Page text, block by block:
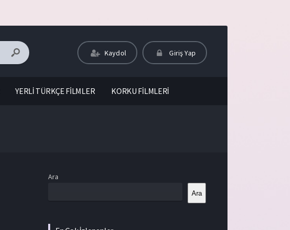
Kaydol Giriş Yap
YERLİ TÜRKÇE FİLMLER KORKU FİLMLERİ
Ara
Ara